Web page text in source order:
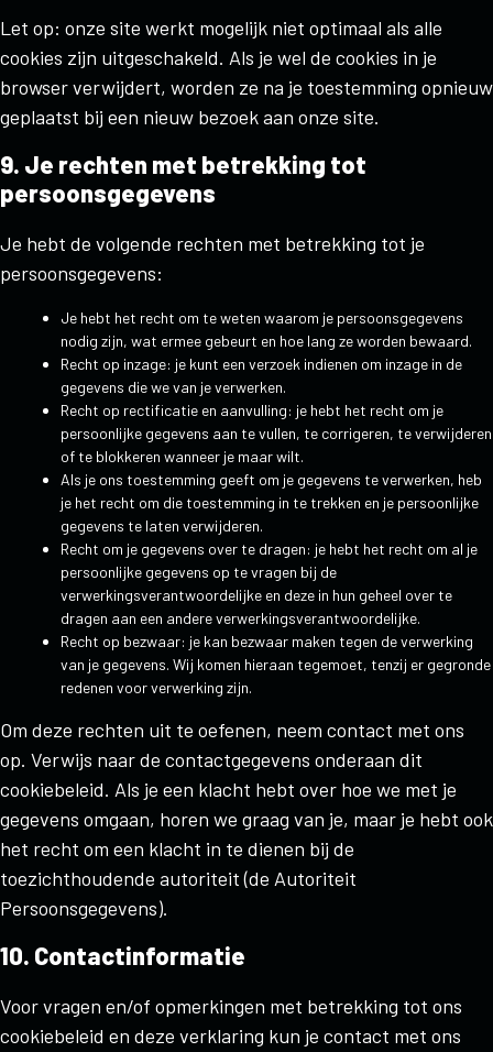
Let op: onze site werkt mogelijk niet optimaal als alle
cookies zijn uitgeschakeld. Als je wel de cookies in je
browser verwijdert, worden ze na je toestemming opnieuw
geplaatst bij een nieuw bezoek aan onze site.
9. Je rechten met betrekking tot
persoonsgegevens
Je hebt de volgende rechten met betrekking tot je
persoonsgegevens:
Je hebt het recht om te weten waarom je persoonsgegevens
nodig zijn, wat ermee gebeurt en hoe lang ze worden bewaard.
Recht op inzage: je kunt een verzoek indienen om inzage in de
gegevens die we van je verwerken.
Recht op rectificatie en aanvulling: je hebt het recht om je
persoonlijke gegevens aan te vullen, te corrigeren, te verwijderen
of te blokkeren wanneer je maar wilt.
Als je ons toestemming geeft om je gegevens te verwerken, heb
je het recht om die toestemming in te trekken en je persoonlijke
gegevens te laten verwijderen.
Recht om je gegevens over te dragen: je hebt het recht om al je
persoonlijke gegevens op te vragen bij de
verwerkingsverantwoordelijke en deze in hun geheel over te
dragen aan een andere verwerkingsverantwoordelijke.
Recht op bezwaar: je kan bezwaar maken tegen de verwerking
van je gegevens. Wij komen hieraan tegemoet, tenzij er gegronde
redenen voor verwerking zijn.
Om deze rechten uit te oefenen, neem contact met ons
op. Verwijs naar de contactgegevens onderaan dit
cookiebeleid. Als je een klacht hebt over hoe we met je
gegevens omgaan, horen we graag van je, maar je hebt ook
het recht om een klacht in te dienen bij de
toezichthoudende autoriteit (de Autoriteit
Persoonsgegevens).
10. Contactinformatie
Voor vragen en/of opmerkingen met betrekking tot ons
cookiebeleid en deze verklaring kun je contact met ons